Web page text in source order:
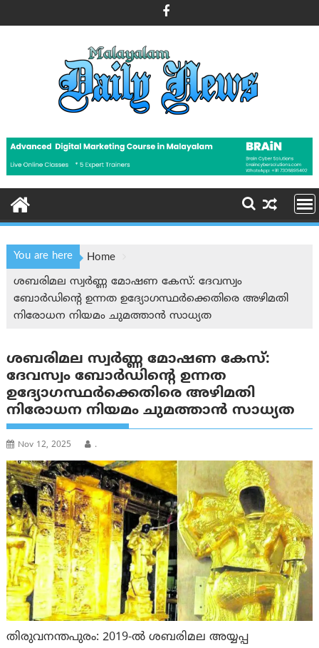
to
You are here
Home
ശബരിമല സ്വർണ്ണ മോഷണ കേസ്: ദേവസ്വം
ബോർഡിന്റെ ഉന്നത ഉദ്യോഗസ്ഥര്‍ക്കെതിരെ അഴിമതി
നിരോധന നിയമം ചുമത്താൻ സാധ്യത
ശബരിമല സ്വർണ്ണ മോഷണ കേസ്:
ദേവസ്വം ബോർഡിന്റെ ഉന്നത
ഉദ്യോഗസ്ഥര്‍ക്കെതിരെ അഴിമതി
നിരോധന നിയമം ചുമത്താൻ സാധ്യത
Nov 12, 2025 .
തിരുവനന്തപുരം: 2019-ൽ ശബരിമല അയ്യപ്പ